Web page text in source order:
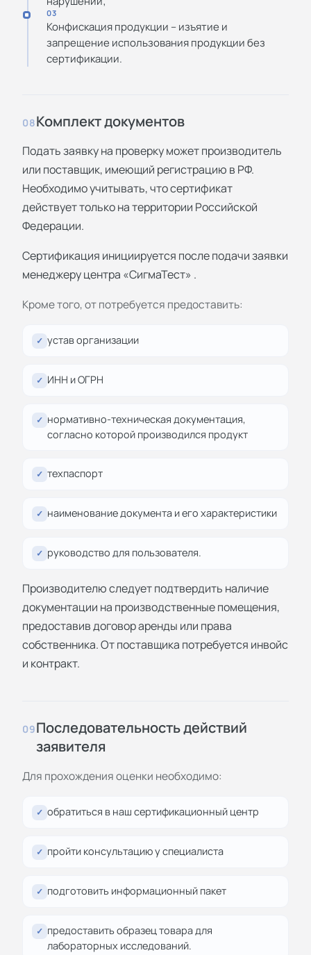
03
Конфискация продукции – изъятие и
запрещение использования продукции без
сертификации.
08Комплект документов
Подать заявку на проверку может производитель
или поставщик, имеющий регистрацию в РФ.
Необходимо учитывать, что сертификат
действует только на территории Российской
Федерации.
Сертификация инициируется после подачи заявки
менеджеру центра «СигмаТест» .
Кроме того, от потребуется предоставить:
✓ устав организации
✓ ИНН и ОГРН
✓ нормативно-техническая документация,
согласно которой производился продукт
✓ техпаспорт
✓ наименование документа и его характеристики
✓ руководство для пользователя.
Производителю следует подтвердить наличие
документации на производственные помещения,
предоставив договор аренды или права
собственника. От поставщика потребуется инвойс
и контракт.
09Последовательность действий
заявителя
Для прохождения оценки необходимо:
✓ обратиться в наш сертификационный центр
✓ пройти консультацию у специалиста
✓ подготовить информационный пакет
✓ предоставить образец товара для
лабораторных исследований.